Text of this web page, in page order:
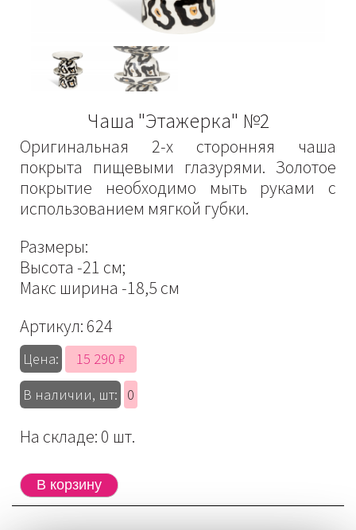
Чаша "Этажерка" №2
Оригинальная 2-х сторонняя чаша
покрыта пищевыми глазурями. Золотое
покрытие необходимо мыть руками с
использованием мягкой губки.
Размеры:
Высота -21 см;
Макс ширина -18,5 см
Артикул: 624
Цена:
15 290 ₽
В наличии, шт:
0
На складе: 0 шт.